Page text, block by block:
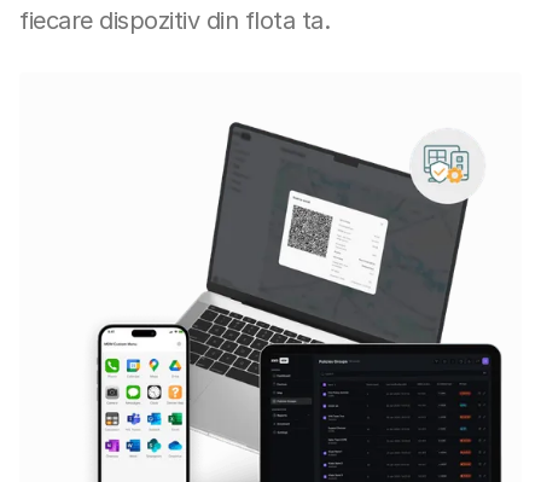
fiecare dispozitiv din flota ta.